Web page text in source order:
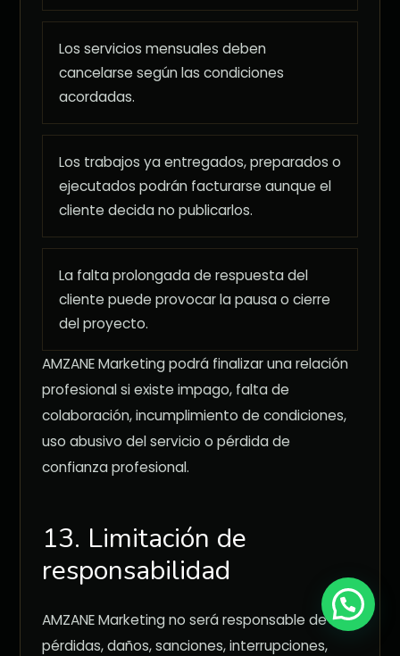
Los servicios mensuales deben
cancelarse según las condiciones
acordadas.
Los trabajos ya entregados, preparados o
ejecutados podrán facturarse aunque el
cliente decida no publicarlos.
La falta prolongada de respuesta del
cliente puede provocar la pausa o cierre
del proyecto.
AMZANE Marketing podrá finalizar una relación
profesional si existe impago, falta de
colaboración, incumplimiento de condiciones,
uso abusivo del servicio o pérdida de
confianza profesional.
13. Limitación de
responsabilidad
AMZANE Marketing no será responsable de
pérdidas, daños, sanciones, interrupciones,